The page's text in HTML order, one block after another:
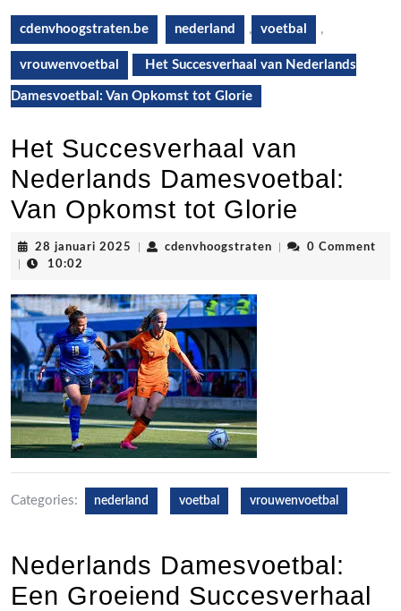
cdenvhoogstraten.be nederland , voetbal ,
vrouwenvoetbal Het Succesverhaal van Nederlands
Damesvoetbal: Van Opkomst tot Glorie
Het Succesverhaal van
Nederlands Damesvoetbal:
Van Opkomst tot Glorie
28 januari 2025 28
cdenvhoogstraten cdenvhoogstraten
0 Comment
10:02
Categories: nederland voetbal vrouwenvoetbal
Nederlands Damesvoetbal:
Een Groeiend Succesverhaal